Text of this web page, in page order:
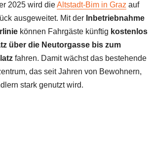
2025 wird dieAltstadt-Bim in Graz auf
ausgeweitet. Mit der Inbetriebnahme
können Fahrgäste künftig kostenlos
über die Neutorgasse bis zum
fahren. Damit wächst das bestehende
das seit Jahren von Bewohnern,
stark genutzt wird.